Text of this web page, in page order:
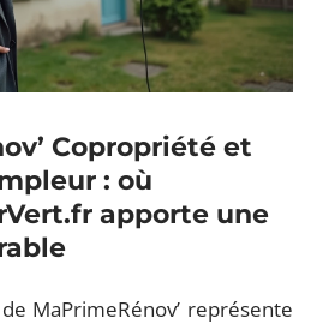
Copropriété et
: où
apporte une
MaPrimeRénov’ représente